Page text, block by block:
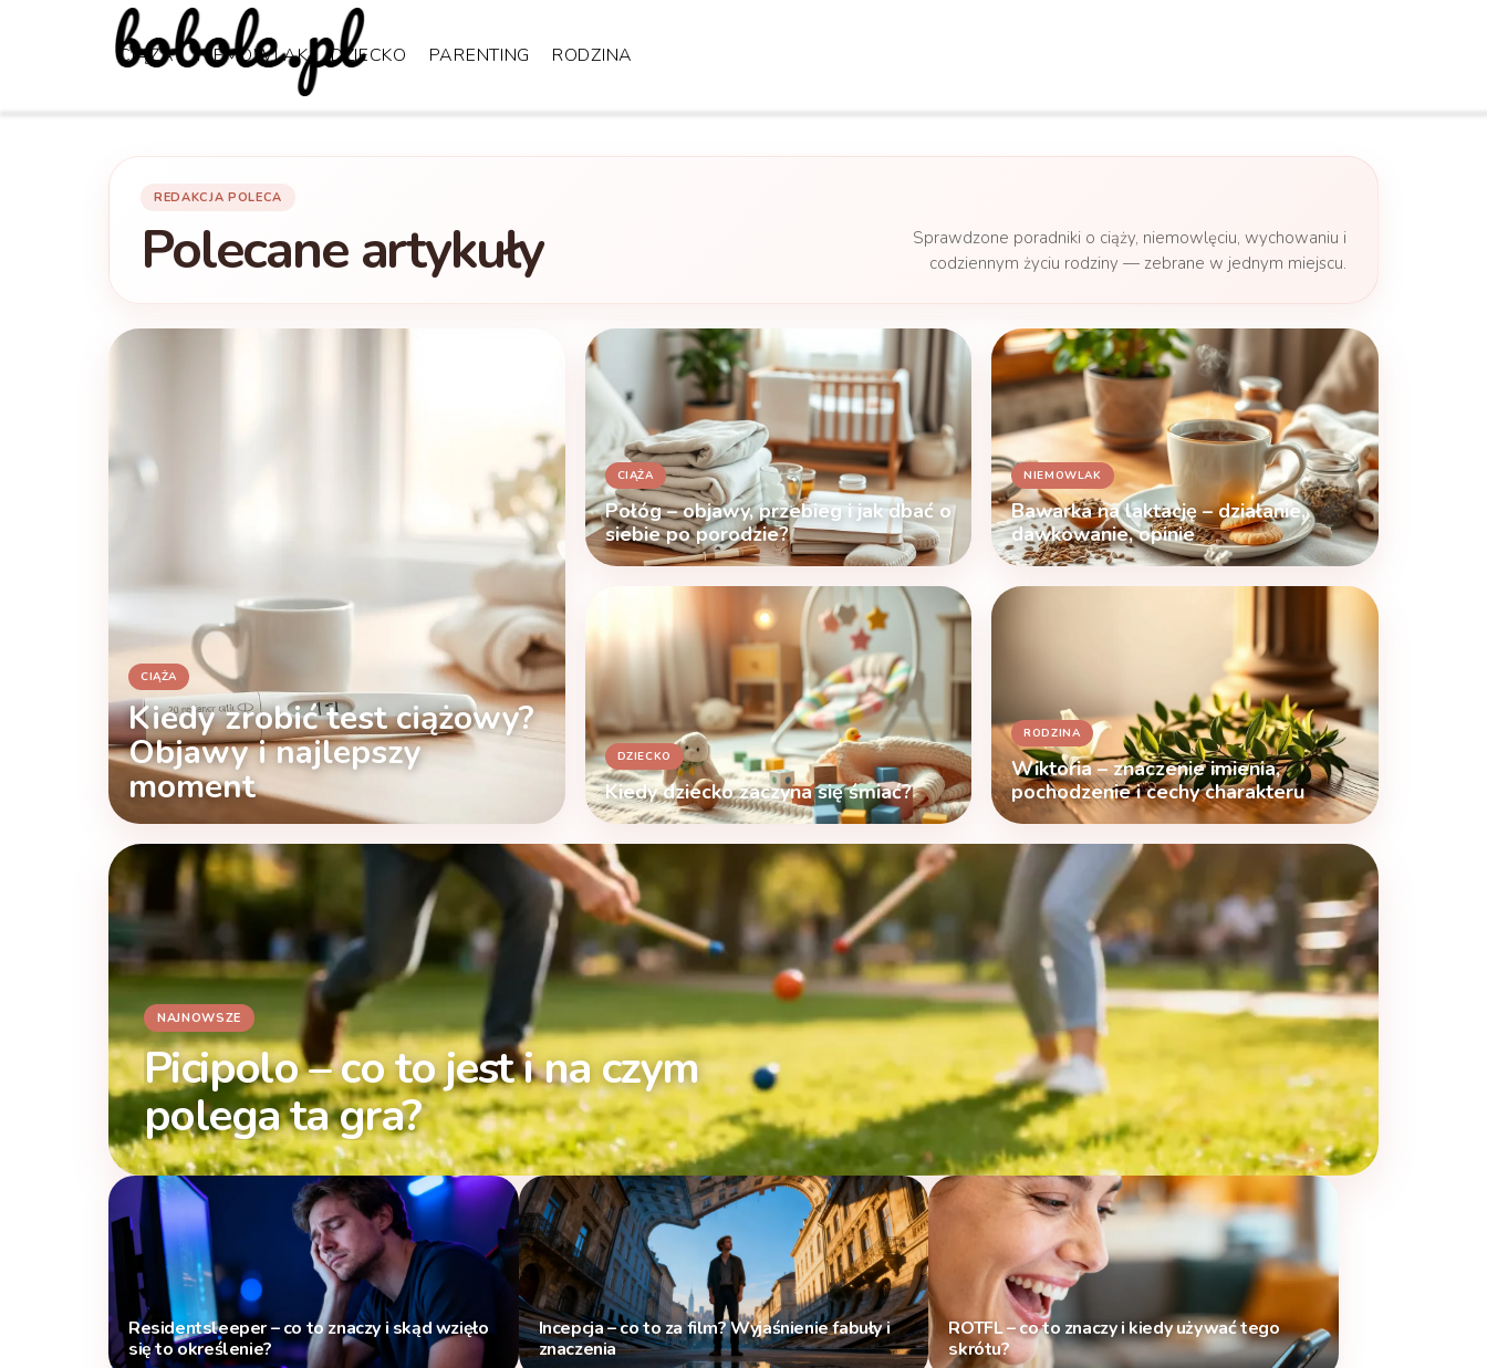
CIĄŻA NIEMOWLAK DZIECKO PARENTING RODZINA
REDAKCJA POLECA
Polecane artykuły
Sprawdzone poradniki o ciąży, niemowlęciu, wychowaniu i
codziennym życiu rodziny — zebrane w jednym miejscu.
CIĄŻA
Kiedy zrobić test ciążowy?
Objawy i najlepszy
moment
CIĄŻA
Połóg – objawy, przebieg i jak dbać o
siebie po porodzie?
NIEMOWLAK
Bawarka na laktację – działanie,
dawkowanie, opinie
DZIECKO
Kiedy dziecko zaczyna się śmiać?
RODZINA
Wiktoria – znaczenie imienia,
pochodzenie i cechy charakteru
Picipolo – co to jest i na czym
polega ta gra?
Residentsleeper – co to znaczy i skąd wzięło
się to określenie?
Incepcja – co to za film? Wyjaśnienie fabuły i
znaczenia
ROTFL – co to znaczy i kiedy używać tego
skrótu?